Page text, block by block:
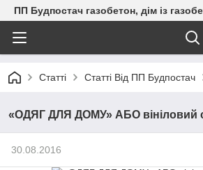
ПП Будпостач газобетон, дім із
Статті Статті Від ПП Будпостач
«ОДЯГ ДЛЯ ДОМУ» АБО вініловий
30.08.2016